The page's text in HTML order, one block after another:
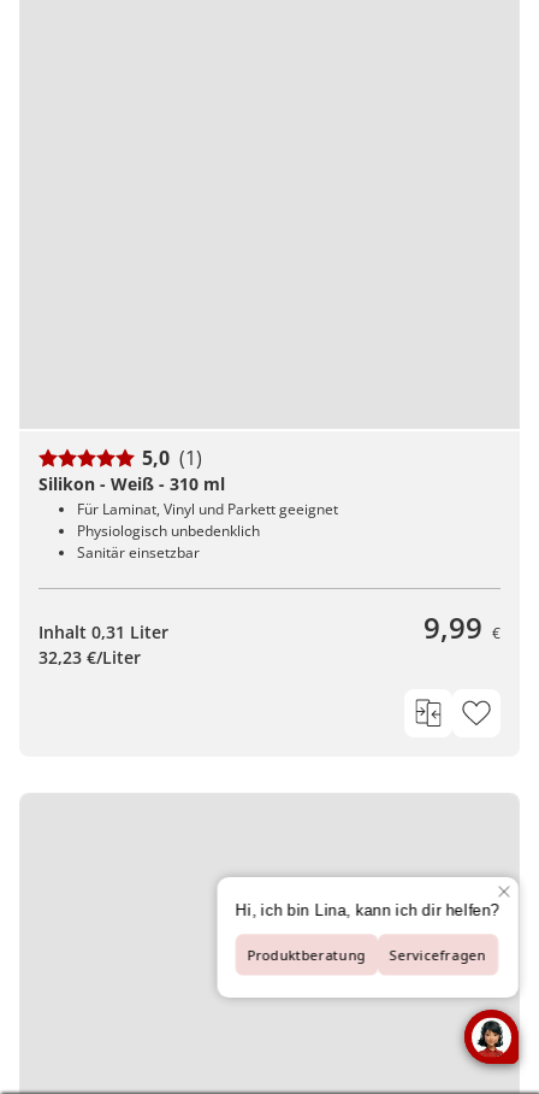
5,0 (1)
Silikon - Weiß - 310 ml
Für Laminat, Vinyl und Parkett geeignet
Physiologisch unbedenklich
Sanitär einsetzbar
Inhalt 0,31 Liter
32,23 €/Liter
9,99 €